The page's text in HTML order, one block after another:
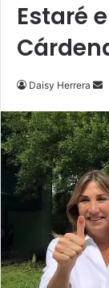
Estaré
Daisy Herrera
n
d
a
n
e
a
i